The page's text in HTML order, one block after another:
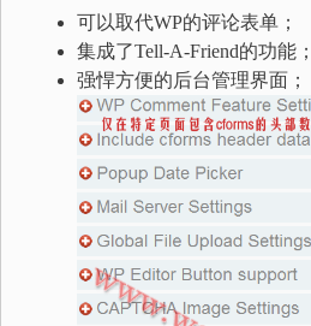
可以取代WP的评论表单；
集成了Tell-A-Friend的功能；
强悍方便的后台管理界面；